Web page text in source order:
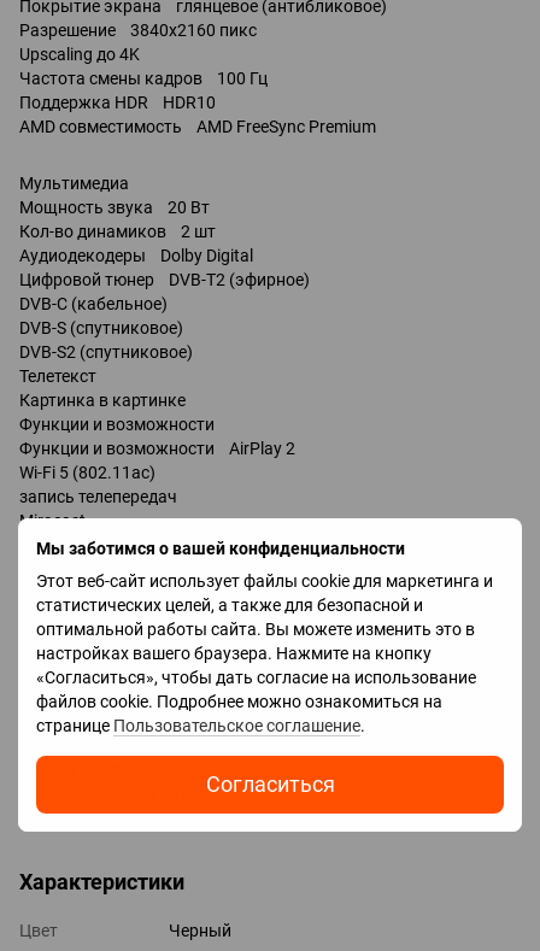
Мы заботимся о вашей конфиденциальности
Этот веб-сайт использует файлы cookie для маркетинга и
статистических целей, а также для безопасной и
оптимальной работы сайта. Вы можете изменить это в
настройках вашего браузера. Нажмите на кнопку
«Согласиться», чтобы дать согласие на использование
файлов cookie. Подробнее можно ознакомиться на
странице Пользовательское соглашение.
Согласиться
Покрытие экрана глянцевое (антибликовое)
Разрешение 3840x2160 пикс
Upscaling до 4K
Частота смены кадров 100 Гц
Поддержка HDR HDR10
AMD совместимость AMD FreeSync Premium
Мультимедиа
Мощность звука 20 Вт
Кол-во динамиков 2 шт
Аудиодекодеры Dolby Digital
Цифровой тюнер DVB-T2 (эфирное)
DVB-C (кабельное)
DVB-S (спутниковое)
DVB-S2 (спутниковое)
Телетекст
Картинка в картинке
Функции и возможности
Функции и возможности AirPlay 2
Wi-Fi 5 (802.11ac)
запись телепередач
Miracast
Bluetooth v 5.0
управление голосом
мультимедийный (аэропульт)
Разъемы
Входы USB 2 шт
LAN
Версия HDMI v 2.1
Технологии HDMI VRR, ALLM
Выходы оптический
Характеристики
Цвет
Черный